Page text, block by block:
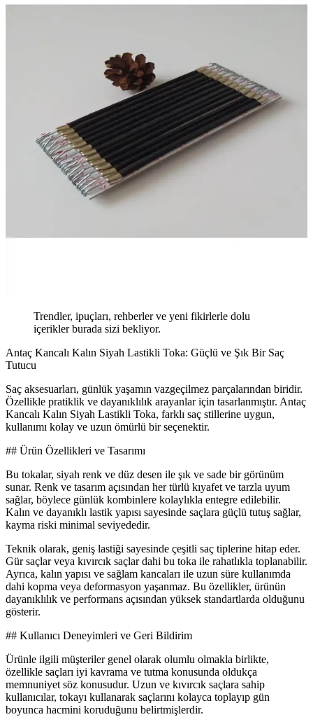
Trendler, ipuçları, rehberler ve yeni fikirlerle dolu
içerikler burada sizi bekliyor.
Antaç Kancalı Kalın Siyah Lastikli Toka: Güçlü ve Şık Bir Saç
Tutucu
Saç aksesuarları, günlük yaşamın vazgeçilmez parçalarından biridir.
Özellikle pratiklik ve dayanıklılık arayanlar için tasarlanmıştır. Antaç
Kancalı Kalın Siyah Lastikli Toka, farklı saç stillerine uygun,
kullanımı kolay ve uzun ömürlü bir seçenektir.
## Ürün Özellikleri ve Tasarımı
Bu tokalar, siyah renk ve düz desen ile şık ve sade bir görünüm
sunar. Renk ve tasarım açısından her türlü kıyafet ve tarzla uyum
sağlar, böylece günlük kombinlere kolaylıkla entegre edilebilir.
Kalın ve dayanıklı lastik yapısı sayesinde saçlara güçlü tutuş sağlar,
kayma riski minimal seviyededir.
Teknik olarak, geniş lastiği sayesinde çeşitli saç tiplerine hitap eder.
Gür saçlar veya kıvırcık saçlar dahi bu toka ile rahatlıkla toplanabilir.
Ayrıca, kalın yapısı ve sağlam kancaları ile uzun süre kullanımda
dahi kopma veya deformasyon yaşanmaz. Bu özellikler, ürünün
dayanıklılık ve performans açısından yüksek standartlarda olduğunu
gösterir.
## Kullanıcı Deneyimleri ve Geri Bildirim
Ürünle ilgili müşteriler genel olarak olumlu olmakla birlikte,
özellikle saçları iyi kavrama ve tutma konusunda oldukça
memnuniyet söz konusudur. Uzun ve kıvırcık saçlara sahip
kullanıcılar, tokayı kullanarak saçlarını kolayca toplayıp gün
boyunca hacmini koruduğunu belirtmişlerdir.